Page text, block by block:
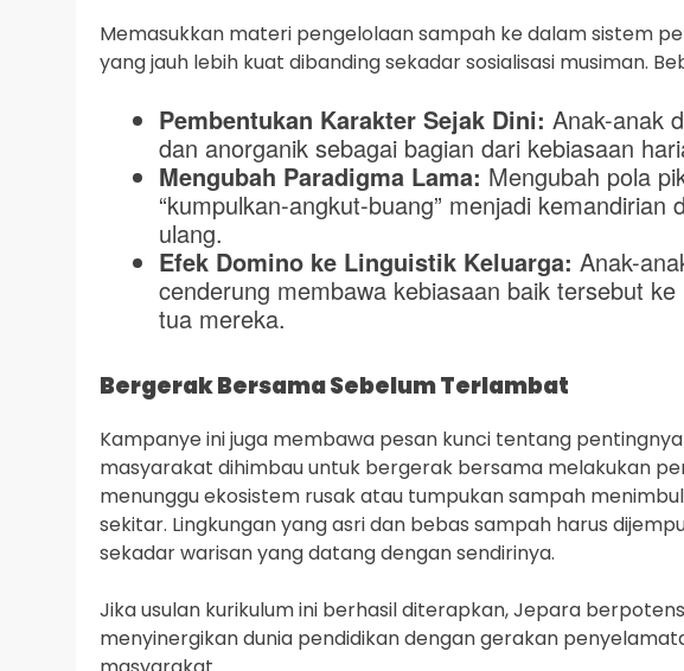
Memasukkan materi pengelolaan sampah ke dalam sistem
yang jauh lebih kuat dibanding sekadar sosialisasi musiman.
Pembentukan Karakter Sejak Dini: Anak-anak
dan anorganik sebagai bagian dari kebiasaan
Mengubah Paradigma Lama: Mengubah pola
“kumpulkan-angkut-buang” menjadi
ulang.
Efek Domino ke Linguistik Keluarga: Anak-
cenderung membawa kebiasaan baik tersebut
tua mereka.
Bergerak Bersama Sebelum Terlambat
Kampanye ini juga membawa pesan kunci tentang
masyarakat dihimbau untuk bergerak bersama melakukan
menunggu ekosistem rusak atau tumpukan sampah
sekitar. Lingkungan yang asri dan bebas sampah harus
sekadar warisan yang datang dengan sendirinya.
Jika usulan kurikulum ini berhasil diterapkan, Jepara
menyinergikan dunia pendidikan dengan gerakan